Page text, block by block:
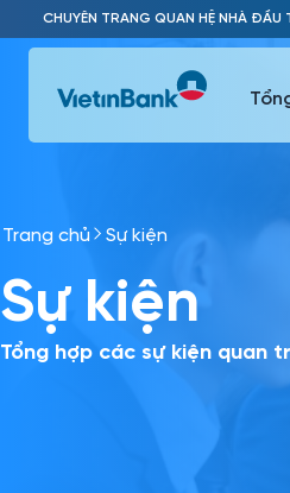
Skip to Main Content
CHUYÊN TRANG QUAN HỆ NHÀ ĐẦU
Trang chủ Sự kiện
Sự kiện
Tổng hợp các sự kiện quan